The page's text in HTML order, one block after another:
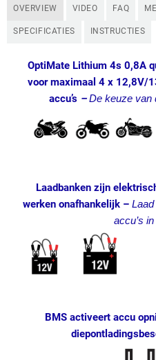
OVERVIEW VIDEO FAQ
SPECIFICATIES INSTRUCTIES
OptiMate Lithium 4s 0,8A
voor maximaal 4 x 12,8V/
accu’s –De keuze van
Laadbanken zijn
werken onafhankelijk – Laad
accu’s
BMS activeert accu